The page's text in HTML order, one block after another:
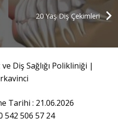
20 Yaş Diş Çekimleri
Diş Sağlığı Polikliniği |
Tarihi : 21.06.2026
542 506 57 24